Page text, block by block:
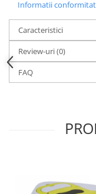
Informatii
Caracteristici
Review-uri(0)
FAQ